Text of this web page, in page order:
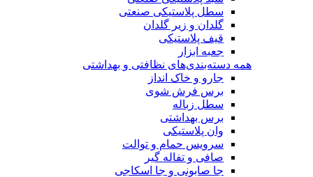
سطل پلاستیکی صنعتی
گلدان و زیر گلدان
قیف پلاستیکی
جعبه ابزار
همه دسته‌بندی‌های نظافتی و بهداشتی
جارو و خاک انداز
برس فرش شوی
سطل زباله
برس بهداشتی
وان پلاستیکی
سرویس حمام و توالت
صافی و تفاله گیر
جا صابونی و جا اسکاجی